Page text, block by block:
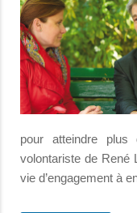
pour atteindre plus
volontariste de René
vie d’engagement à